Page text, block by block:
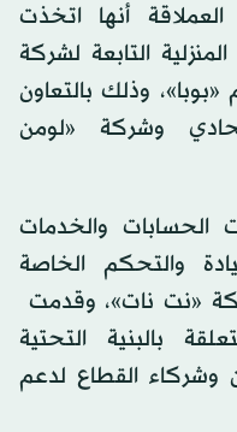
أنها اتخذت
التابعة لشركة
وذلك بالتعاون
وشركة «لومن
والخدمات
والتحكم ‌الخاصة
«نت نات»، وقدمت
بالبنية التحتية
وشركاء القطاع لدعم